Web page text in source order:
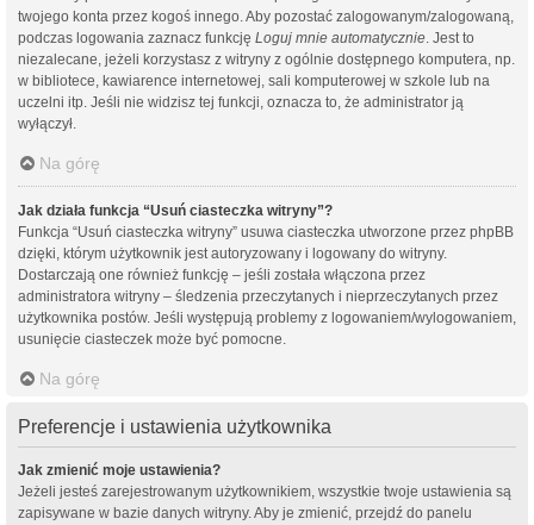
twojego konta przez kogoś innego. Aby pozostać zalogowanym/zalogowaną,
podczas logowania zaznacz funkcję Loguj mnie automatycznie. Jest to
niezalecane, jeżeli korzystasz z witryny z ogólnie dostępnego komputera, np.
w bibliotece, kawiarence internetowej, sali komputerowej w szkole lub na
uczelni itp. Jeśli nie widzisz tej funkcji, oznacza to, że administrator ją
wyłączył.
Na górę
Jak działa funkcja “Usuń ciasteczka witryny”?
Funkcja “Usuń ciasteczka witryny” usuwa ciasteczka utworzone przez phpBB
dzięki, którym użytkownik jest autoryzowany i logowany do witryny.
Dostarczają one również funkcję – jeśli została włączona przez
administratora witryny – śledzenia przeczytanych i nieprzeczytanych przez
użytkownika postów. Jeśli występują problemy z logowaniem/wylogowaniem,
usunięcie ciasteczek może być pomocne.
Na górę
Preferencje i ustawienia użytkownika
Jak zmienić moje ustawienia?
Jeżeli jesteś zarejestrowanym użytkownikiem, wszystkie twoje ustawienia są
zapisywane w bazie danych witryny. Aby je zmienić, przejdź do panelu